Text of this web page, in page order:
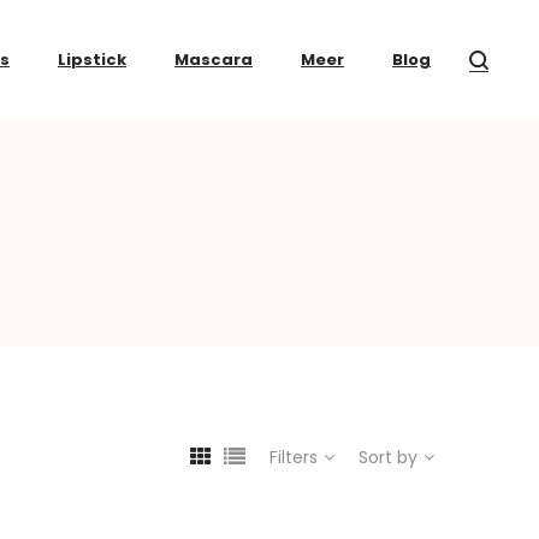
Lipstick Mascara Meer Blog
Filters Sort by